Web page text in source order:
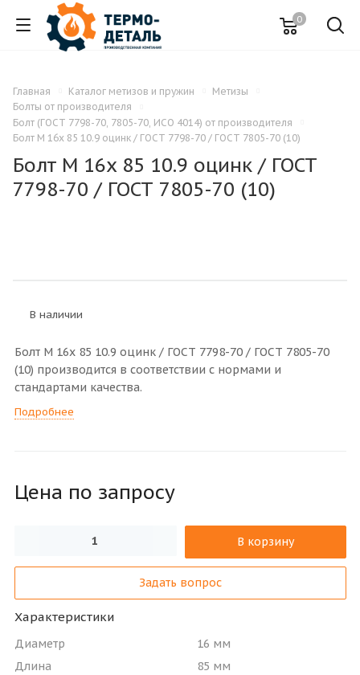
0
Главная Каталог метизов и пружин
Метизы
Болты от производителя
Болт (ГОСТ 7798-70, 7805-70, ИСО 4014) от производителя
Болт M 16x 85 10.9 оцинк / ГОСТ 7798-70 / ГОСТ 7805-70 (10)
Болт M 16x 85 10.9 оцинк / ГОСТ
7798-70 / ГОСТ 7805-70 (10)
В наличии
Болт M 16x 85 10.9 оцинк / ГОСТ 7798-70 / ГОСТ 7805-70
(10) производится в соответствии с нормами и
стандартами качества.
Подробнее
Цена по запросу
В корзину
Задать вопрос
Характеристики
Диаметр
16 мм
Длина
85 мм